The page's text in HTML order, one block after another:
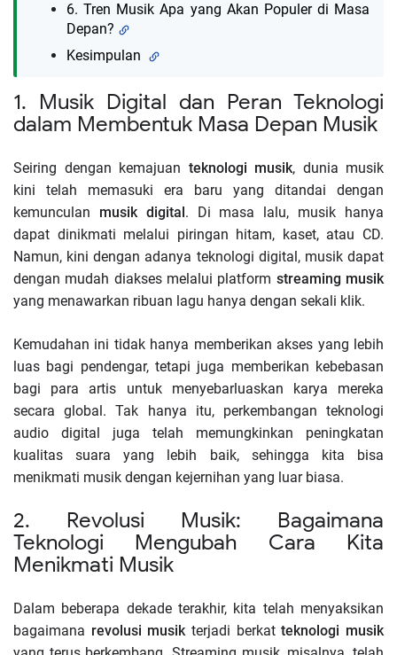
6. Tren Musik Apa yang Akan Populer di Masa
Depan?
Kesimpulan
1. Musik Digital dan Peran Teknologi
dalam Membentuk Masa Depan Musik
Seiring dengan kemajuan teknologi musik, dunia musik
kini telah memasuki era baru yang ditandai dengan
kemunculan musik digital. Di masa lalu, musik hanya
dapat dinikmati melalui piringan hitam, kaset, atau CD.
Namun, kini dengan adanya teknologi digital, musik dapat
dengan mudah diakses melalui platform streaming musik
yang menawarkan ribuan lagu hanya dengan sekali klik.
Kemudahan ini tidak hanya memberikan akses yang lebih
luas bagi pendengar, tetapi juga memberikan kebebasan
bagi para artis untuk menyebarluaskan karya mereka
secara global. Tak hanya itu, perkembangan teknologi
audio digital juga telah memungkinkan peningkatan
kualitas suara yang lebih baik, sehingga kita bisa
menikmati musik dengan kejernihan yang luar biasa.
2. Revolusi Musik: Bagaimana
Teknologi Mengubah Cara Kita
Menikmati Musik
Dalam beberapa dekade terakhir, kita telah menyaksikan
bagaimana revolusi musikterjadi berkatteknologi musik